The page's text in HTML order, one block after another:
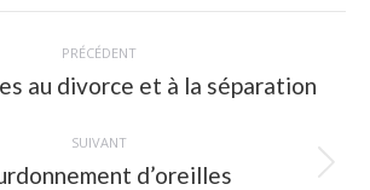
PRÉCÉDENT
Article
au divorce et à la séparation
SUIVANT
Articled’oreilles